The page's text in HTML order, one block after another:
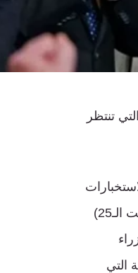
تنتظر
العسكرية “أمان” سابقا: “بعد فترة طويلة من الاضطراب، في الجولة الحالية (انتخابات الكنيست الـ25)
التي